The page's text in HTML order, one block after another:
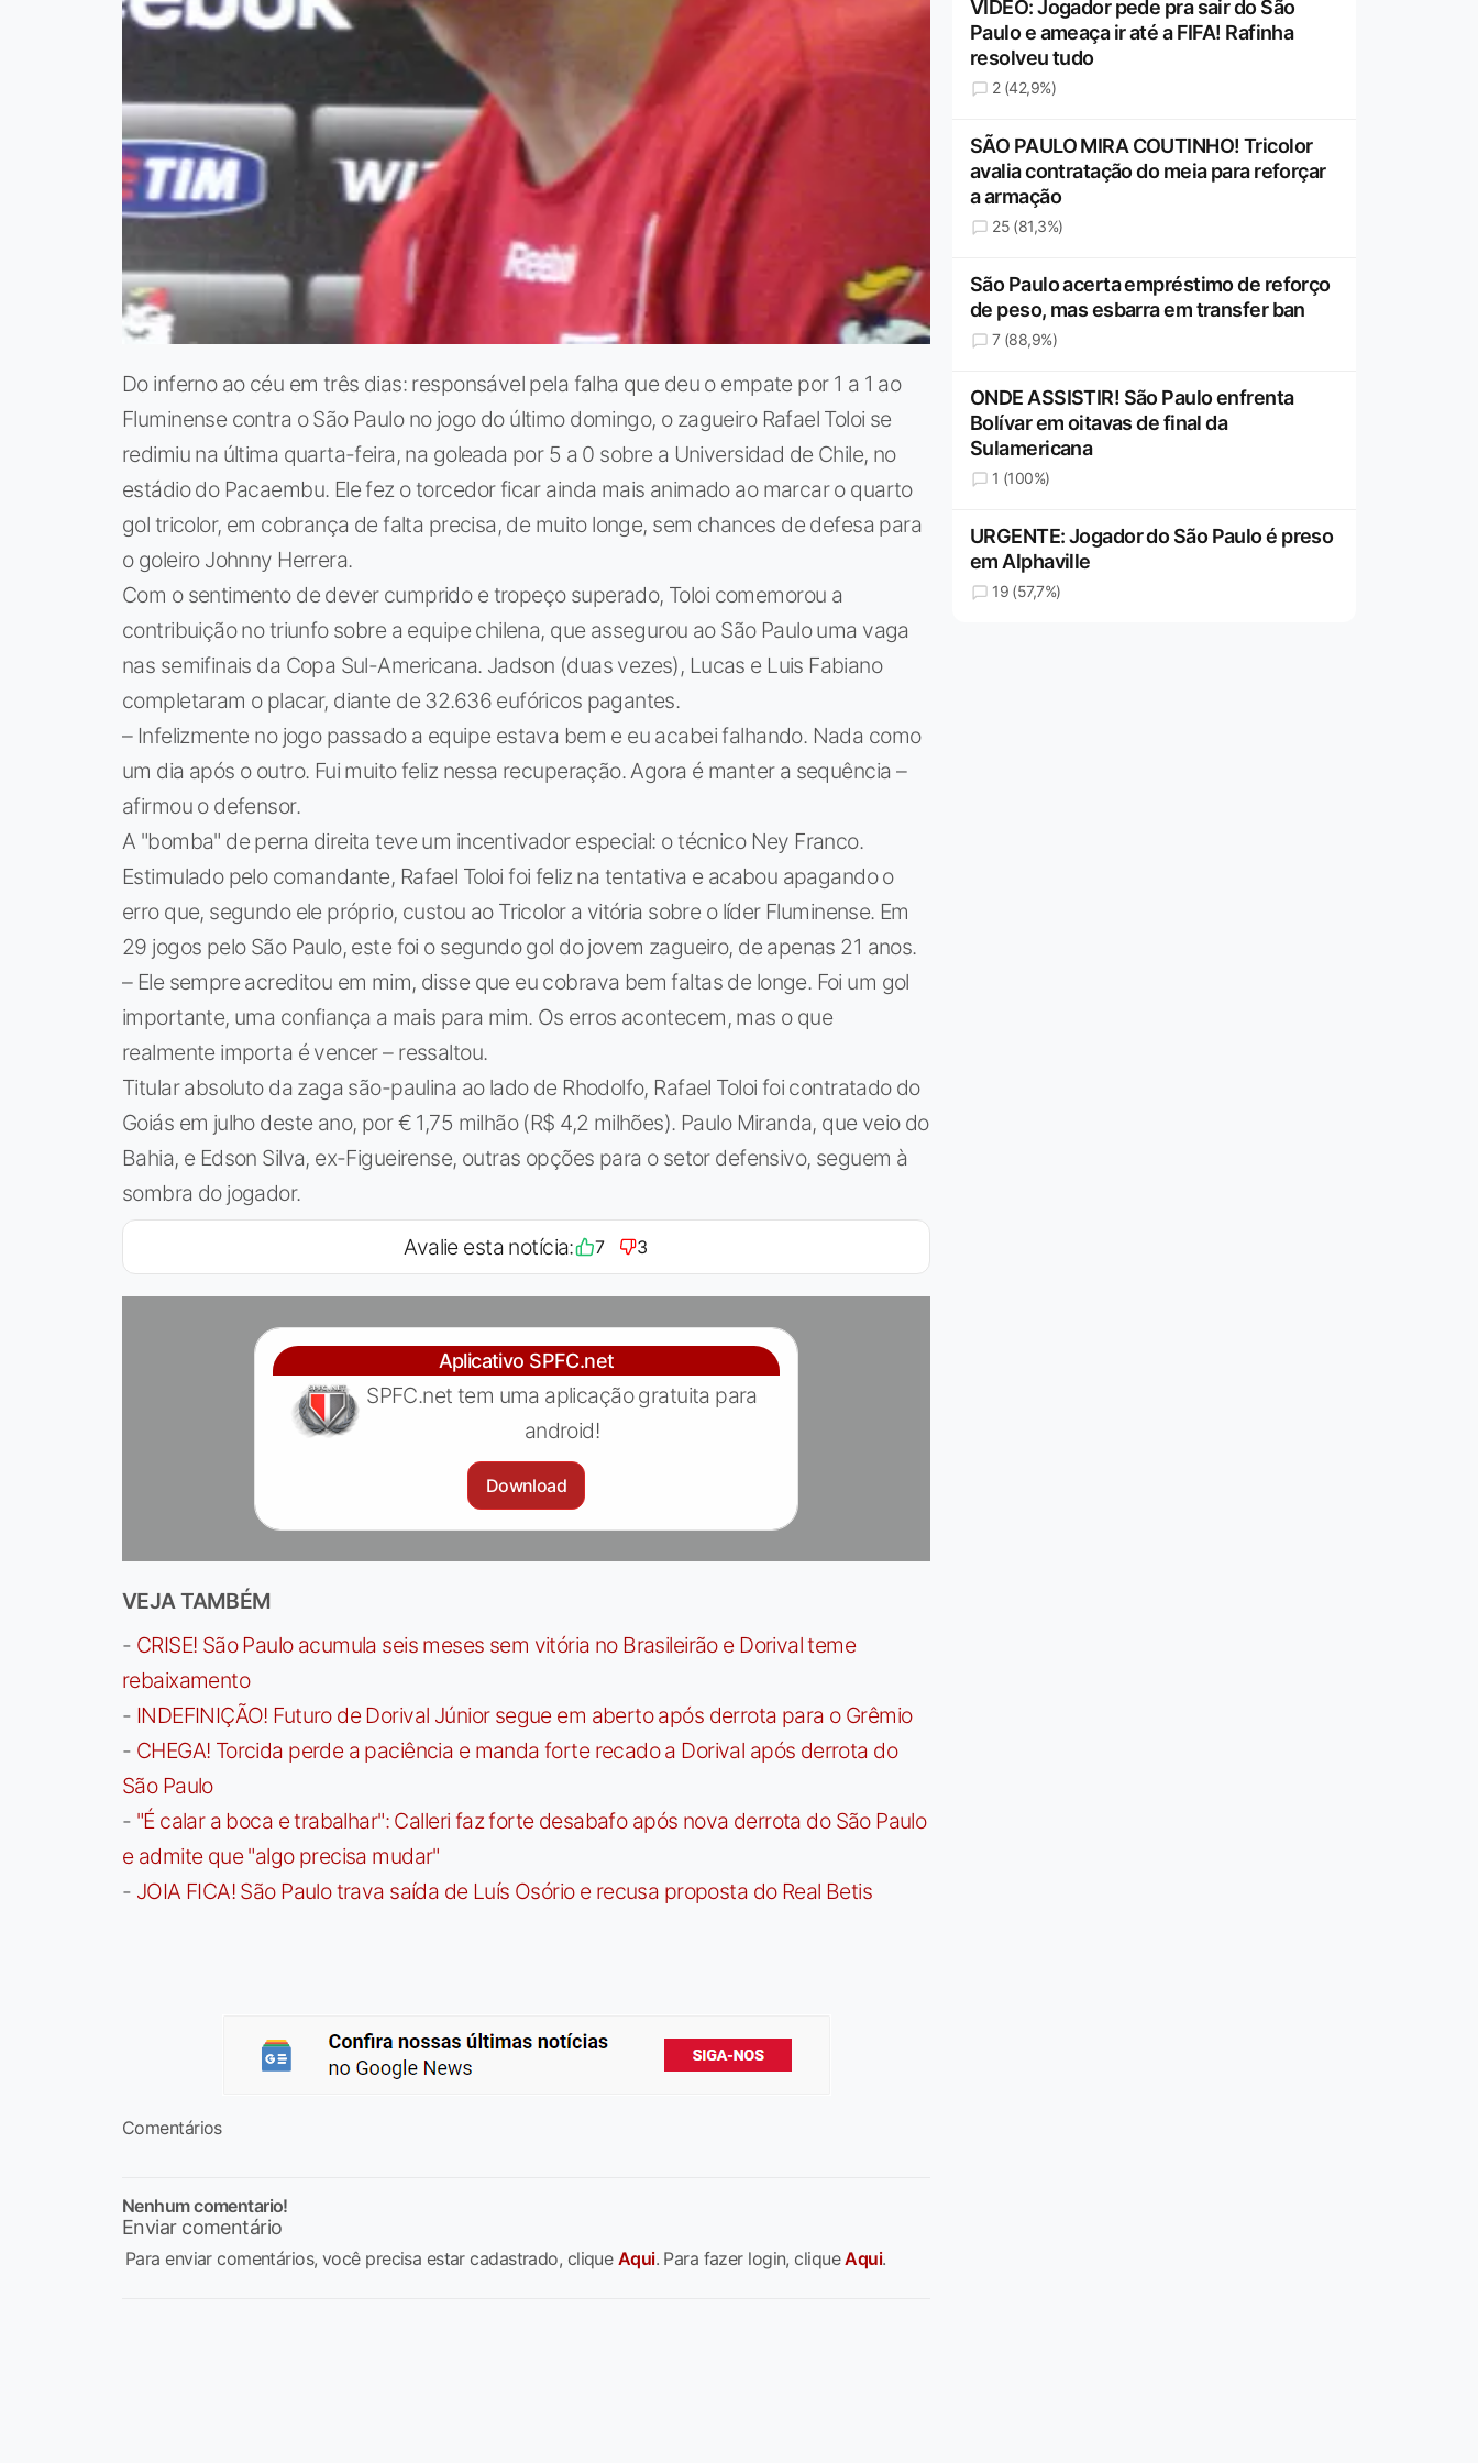
Do inferno ao céu em três dias: responsável pela falha que deu o empate por 1 a 1 ao
Fluminense contra o São Paulo no jogo do último domingo, o zagueiro Rafael Toloi se
redimiu na última quarta-feira, na goleada por 5 a 0 sobre a Universidad de Chile, no
estádio do Pacaembu. Ele fez o torcedor ficar ainda mais animado ao marcar o quarto
gol tricolor, em cobrança de falta precisa, de muito longe, sem chances de defesa para
o goleiro Johnny Herrera.
Com o sentimento de dever cumprido e tropeço superado, Toloi comemorou a
contribuição no triunfo sobre a equipe chilena, que assegurou ao São Paulo uma vaga
nas semifinais da Copa Sul-Americana. Jadson (duas vezes), Lucas e Luis Fabiano
completaram o placar, diante de 32.636 eufóricos pagantes.
– Infelizmente no jogo passado a equipe estava bem e eu acabei falhando. Nada como
um dia após o outro. Fui muito feliz nessa recuperação. Agora é manter a sequência –
afirmou o defensor.
A "bomba" de perna direita teve um incentivador especial: o técnico Ney Franco.
Estimulado pelo comandante, Rafael Toloi foi feliz na tentativa e acabou apagando o
erro que, segundo ele próprio, custou ao Tricolor a vitória sobre o líder Fluminense. Em
29 jogos pelo São Paulo, este foi o segundo gol do jovem zagueiro, de apenas 21 anos.
– Ele sempre acreditou em mim, disse que eu cobrava bem faltas de longe. Foi um gol
importante, uma confiança a mais para mim. Os erros acontecem, mas o que
realmente importa é vencer – ressaltou.
Titular absoluto da zaga são-paulina ao lado de Rhodolfo, Rafael Toloi foi contratado do
Goiás em julho deste ano, por € 1,75 milhão (R$ 4,2 milhões). Paulo Miranda, que veio do
Bahia, e Edson Silva, ex-Figueirense, outras opções para o setor defensivo, seguem à
sombra do jogador.
Avalie esta notícia: 7 3
Aplicativo SPFC.net
SPFC.net tem uma aplicação gratuita para
android!
Download
VEJA TAMBÉM
- CRISE! São Paulo acumula seis meses sem vitória no Brasileirão e Dorival teme
rebaixamento
- INDEFINIÇÃO! Futuro de Dorival Júnior segue em aberto após derrota para o Grêmio
- CHEGA! Torcida perde a paciência e manda forte recado a Dorival após derrota do
São Paulo
- "É calar a boca e trabalhar": Calleri faz forte desabafo após nova derrota do São Paulo
e admite que "algo precisa mudar"
- JOIA FICA! São Paulo trava saída de Luís Osório e recusa proposta do Real Betis
Comentários
Nenhum comentario!
Enviar comentário
Para enviar comentários, você precisa estar cadastrado, clique Aqui. Para fazer login, cliqueAqui.
VÍDEO: Jogador pede pra sair do São
Paulo e ameaça ir até a FIFA! Rafinha
resolveu tudo
2 (42,9%)
SÃO PAULO MIRA COUTINHO! Tricolor
avalia contratação do meia para reforçar
a armação
25 (81,3%)
São Paulo acerta empréstimo de reforço
de peso, mas esbarra em transfer ban
7 (88,9%)
ONDE ASSISTIR! São Paulo enfrenta
Bolívar em oitavas de final da
Sulamericana
1 (100%)
URGENTE: Jogador do São Paulo é preso
em Alphaville
19 (57,7%)